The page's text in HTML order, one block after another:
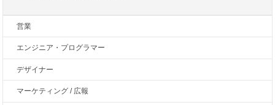
営業
エンジニア・プログラマー
デザイナー
マーケティング / 広報